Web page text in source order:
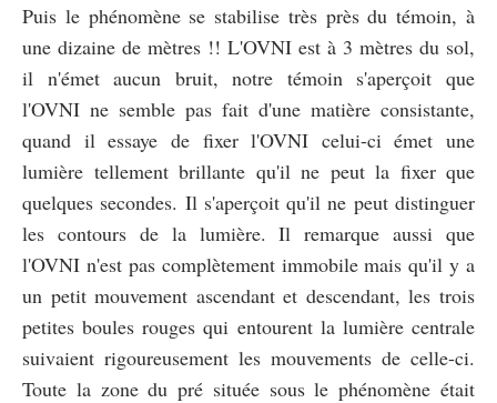
Puis le phénomène se stabilise très près du témoin, à
une dizaine de mètres !! L'OVNI est à 3 mètres du sol,
il n'émet aucun bruit, notre témoin s'aperçoit que
l'OVNI ne semble pas fait d'une matière consistante,
quand il essaye de fixer l'OVNI celui-ci émet une
lumière tellement brillante qu'il ne peut la fixer que
quelques secondes. Il s'aperçoit qu'il ne peut distinguer
les contours de la lumière. Il remarque aussi que
l'OVNI n'est pas complètement immobile mais qu'il y a
un petit mouvement ascendant et descendant, les trois
petites boules rouges qui entourent la lumière centrale
suivaient rigoureusement les mouvements de celle-ci.
Toute la zone du pré située sous le phénomène était